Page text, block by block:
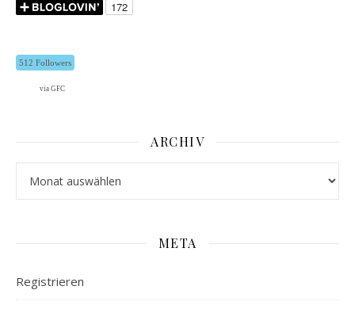
512 Followers
via GFC
ARCHIV
META
Registrieren